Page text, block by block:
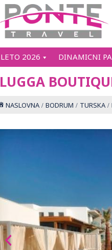
LETO 2026 DINAMICNI
LUGGA
NASLOVNA BODRUM TURSKA